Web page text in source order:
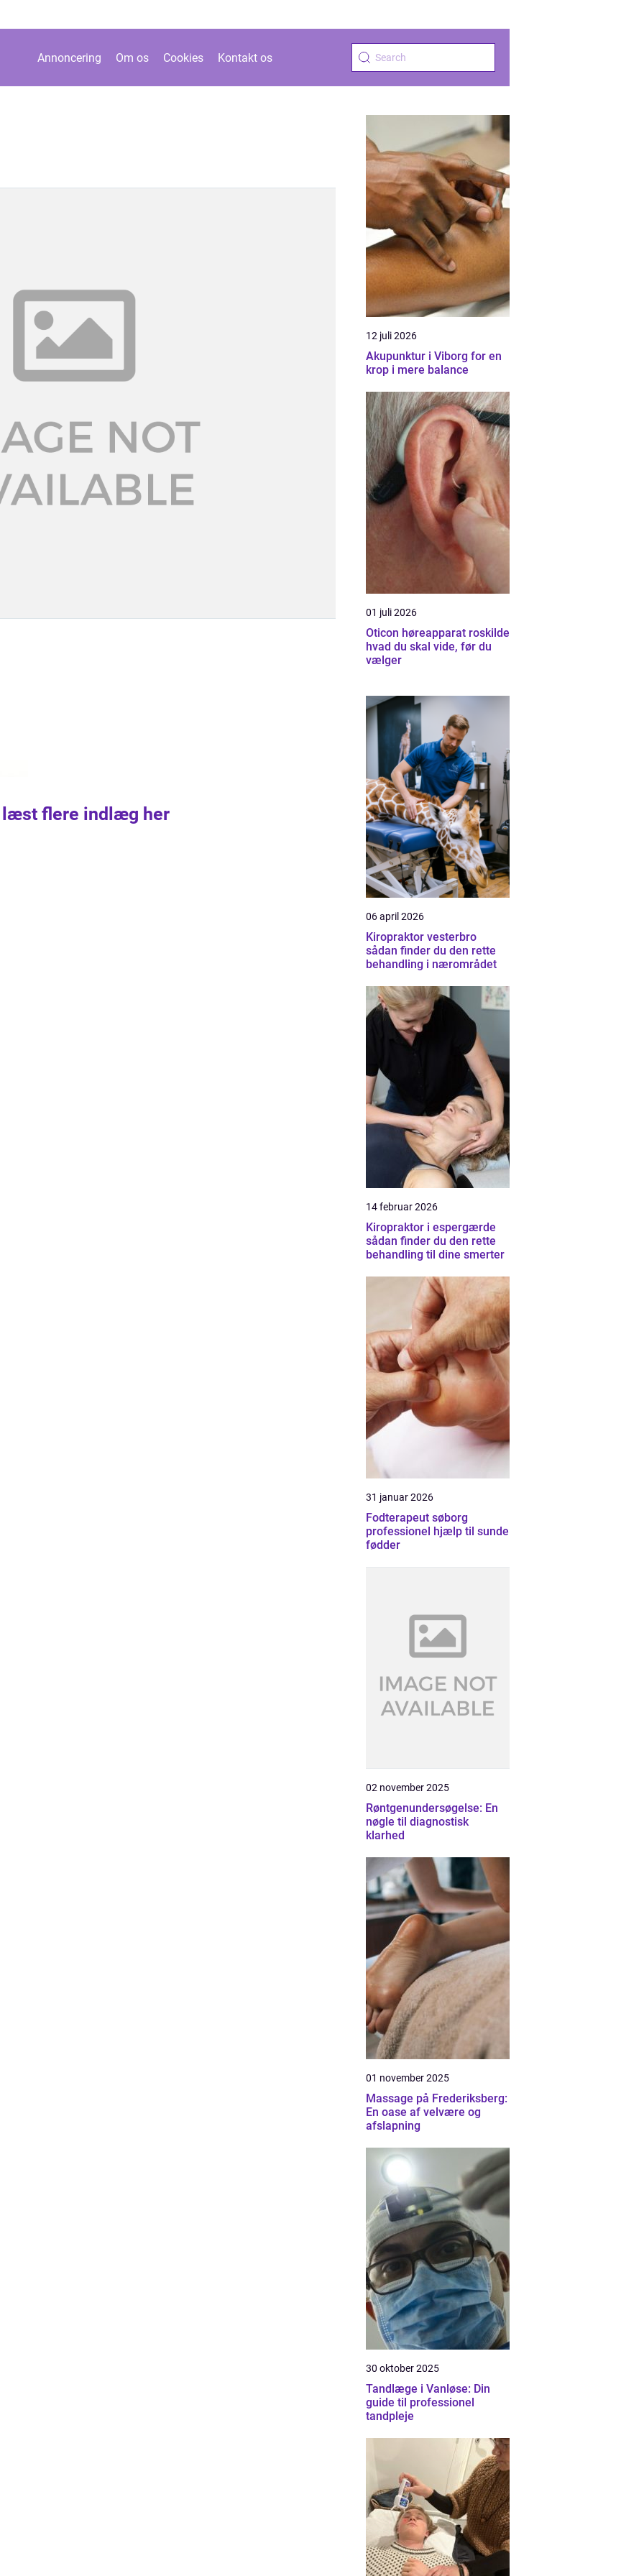
Annoncering Om os Cookies Kontakt os
læst flere indlæg her
12 juli 2026
Akupunktur i Viborg for en
krop i mere balance
01 juli 2026
Oticon høreapparat roskilde
hvad du skal vide, før du
vælger
06 april 2026
Kiropraktor vesterbro
sådan finder du den rette
behandling i nærområdet
14 februar 2026
Kiropraktor i espergærde
sådan finder du den rette
behandling til dine smerter
31 januar 2026
Fodterapeut søborg
professionel hjælp til sunde
fødder
02 november 2025
Røntgenundersøgelse: En
nøgle til diagnostisk
klarhed
01 november 2025
Massage på Frederiksberg:
En oase af velvære og
afslapning
30 oktober 2025
Tandlæge i Vanløse: Din
guide til professionel
tandpleje